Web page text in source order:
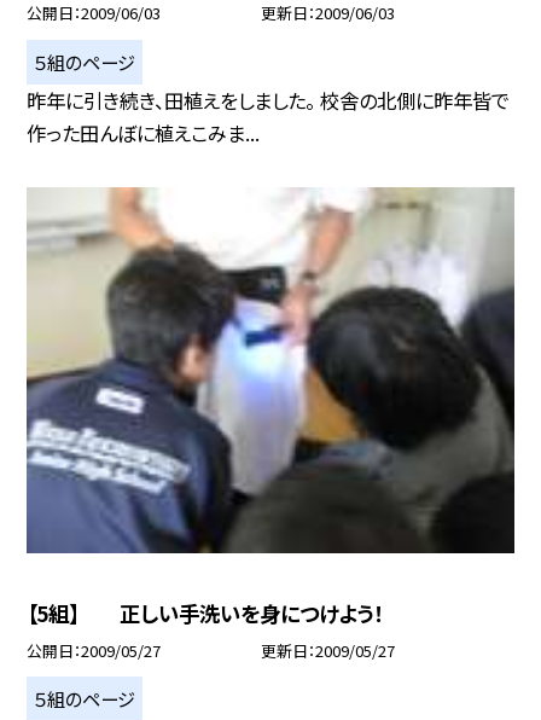
公開日 2009/06/03 更新日 2009/06/03
５組のページ
昨年に引き続き、田植えをしました。 校舎の北側に昨年皆で
作った田んぼに植えこみま...
【5組】 正しい手洗いを身につけよう！
公開日 2009/05/27 更新日 2009/05/27
５組のページ